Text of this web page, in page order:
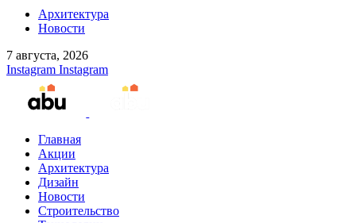
Архитектура
Новости
7 августа, 2026
Instagram Instagram
Главная
Акции
Архитектура
Дизайн
Новости
Строительство